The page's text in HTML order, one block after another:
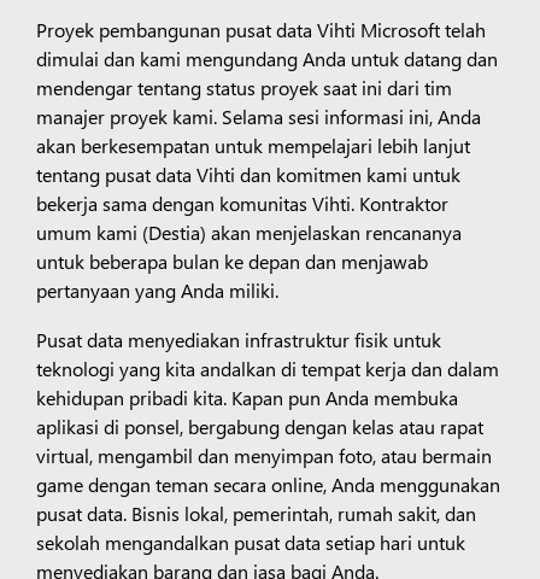
Proyek pembangunan pusat data Vihti Microsoft telah
dimulai dan kami mengundang Anda untuk datang dan
mendengar tentang status proyek saat ini dari tim
manajer proyek kami. Selama sesi informasi ini, Anda
akan berkesempatan untuk mempelajari lebih lanjut
tentang pusat data Vihti dan komitmen kami untuk
bekerja sama dengan komunitas Vihti. Kontraktor
umum kami (Destia) akan menjelaskan rencananya
untuk beberapa bulan ke depan dan menjawab
pertanyaan yang Anda miliki.
Pusat data menyediakan infrastruktur fisik untuk
teknologi yang kita andalkan di tempat kerja dan dalam
kehidupan pribadi kita. Kapan pun Anda membuka
aplikasi di ponsel, bergabung dengan kelas atau rapat
virtual, mengambil dan menyimpan foto, atau bermain
game dengan teman secara online, Anda menggunakan
pusat data. Bisnis lokal, pemerintah, rumah sakit, dan
sekolah mengandalkan pusat data setiap hari untuk
menyediakan barang dan jasa bagi Anda.